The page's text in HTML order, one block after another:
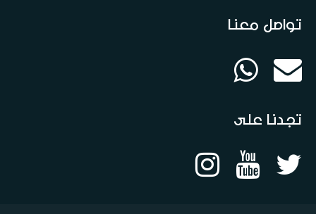
تواصل معنا
تجدنا على